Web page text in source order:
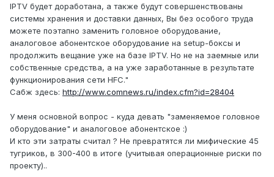
IPTV будет доработана, а также будут совершенствованы
системы хранения и доставки данных, Вы без особого труда
можете поэтапно заменить головное оборудование,
аналоговое абонентское оборудование на setup-боксы и
продолжить вещание уже на базе IPTV. Но не на заемные или
собственные средства, а на уже заработанные в результате
функционирования сети HFC."
Сабж здесь: http://www.comnews.ru/index.cfm?id=28404
У меня основной вопрос - куда девать "заменяемое головное
оборудование" и аналоговое абонентское :)
И кто эти затраты считал ? Не превратятся ли мифические 45
тугриков, в 300-400 в итоге (учитывая операционные риски по
проекту)..